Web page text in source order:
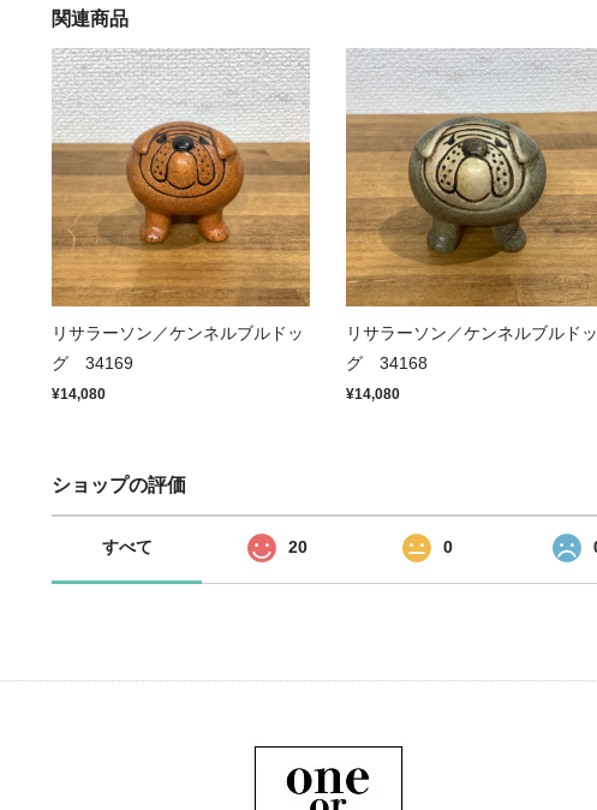
関連商品
リサラーソン／ケンネルブルドッ
グ 34169
¥14,080
リサラーソン／ケンネルブルドッ
グ 34168
¥14,080
ショップの評価
すべて 20 0